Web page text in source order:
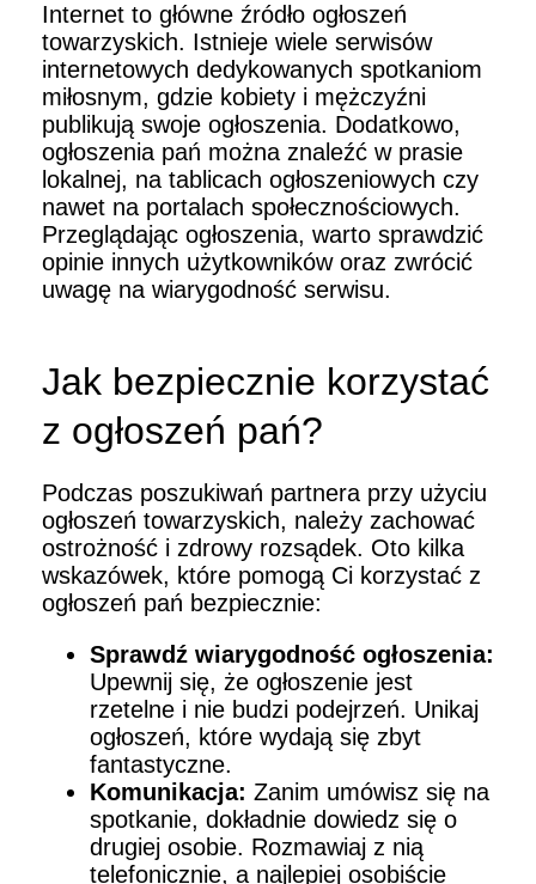
Internet to główne źródło ogłoszeń
towarzyskich. Istnieje wiele serwisów
internetowych dedykowanych spotkaniom
miłosnym, gdzie kobiety i mężczyźni
publikują swoje ogłoszenia. Dodatkowo,
ogłoszenia pań można znaleźć w prasie
lokalnej, na tablicach ogłoszeniowych czy
nawet na portalach społecznościowych.
Przeglądając ogłoszenia, warto sprawdzić
opinie innych użytkowników oraz zwrócić
uwagę na wiarygodność serwisu.
Jak bezpiecznie korzystać
z ogłoszeń pań?
Podczas poszukiwań partnera przy użyciu
ogłoszeń towarzyskich, należy zachować
ostrożność i zdrowy rozsądek. Oto kilka
wskazówek, które pomogą Ci korzystać z
ogłoszeń pań bezpiecznie:
Sprawdź wiarygodność ogłoszenia:
Upewnij się, że ogłoszenie jest
rzetelne i nie budzi podejrzeń. Unikaj
ogłoszeń, które wydają się zbyt
fantastyczne.
Komunikacja: Zanim umówisz się na
spotkanie, dokładnie dowiedz się o
drugiej osobie. Rozmawiaj z nią
telefonicznie, a najlepiej osobiście